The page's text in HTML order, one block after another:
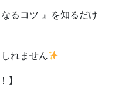
るコツ 』を知るだけ
れません
】